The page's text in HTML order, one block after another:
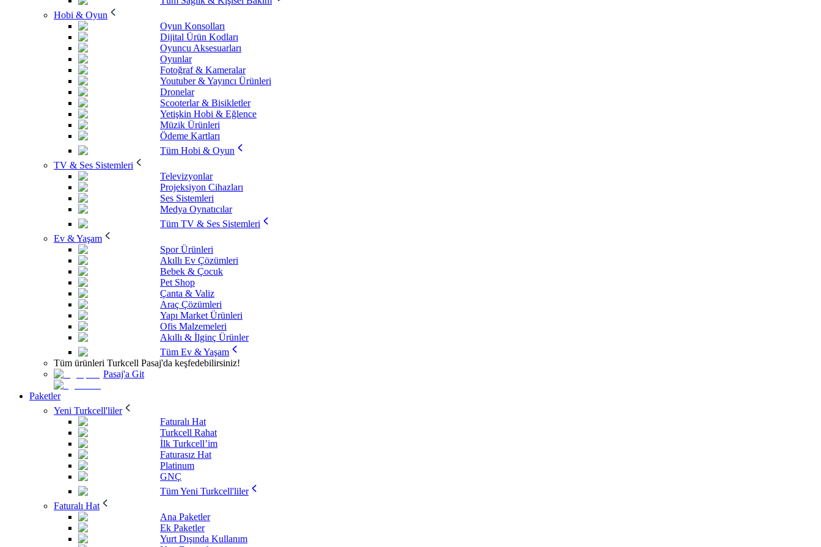
Hobi & Oyun
Oyun Konsolları
Dijital Ürün Kodları
Oyuncu Aksesuarları
Oyunlar
Fotoğraf & Kameralar
Youtuber & Yayıncı Ürünleri
Dronelar
Scooterlar & Bisikletler
Yetişkin Hobi & Eğlence
Müzik Ürünleri
Ödeme Kartları
Tüm Hobi & Oyun
TV & Ses Sistemleri
Televizyonlar
Projeksiyon Cihazları
Ses Sistemleri
Medya Oynatıcılar
Tüm TV & Ses Sistemleri
Ev & Yaşam
Spor Ürünleri
Akıllı Ev Çözümleri
Bebek & Çocuk
Pet Shop
Çanta & Valiz
Araç Çözümleri
Yapı Market Ürünleri
Ofis Malzemeleri
Akıllı & İlginç Ürünler
Tüm Ev & Yaşam
Tüm ürünleri Turkcell Pasaj'da keşfedebilirsiniz!
Pasaj'a Git
Paketler
Yeni Turkcell'liler
Faturalı Hat
Turkcell Rahat
İlk Turkcell’im
Faturasız Hat
Platinum
GNÇ
Tüm Yeni Turkcell'liler
Faturalı Hat
Ana Paketler
Ek Paketler
Yurt Dışında Kullanım